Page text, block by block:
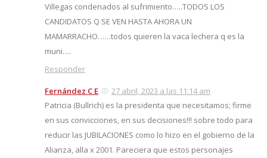
Villegas condenados al sufrimiento…..TODOS LOS
CANDIDATOS Q SE VEN HASTA AHORA UN
MAMARRACHO……todos quieren la vaca lechera q es la
muni….
Responder
Fernández C E
27 abril, 2023 a las 11:14 am
Patricia (Bullrich) es la presidenta que necesitamos; firme
en sus convicciones, en sus decisiones!!! sobre todo para
reducir las JUBILACIONES como lo hizo en el gobierno de la
Alianza, alla x 2001. Pareciera que estos personajes